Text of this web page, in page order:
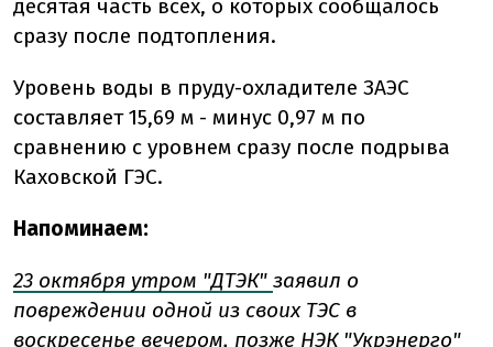
десятая часть всех, о которых сообщалось
сразу после подтопления.
Уровень воды в пруду-охладителе ЗАЭС
составляет 15,69 м - минус 0,97 м по
сравнению с уровнем сразу после подрыва
Каховской ГЭС.
Напоминаем:
23 октября утром "ДТЭК" заявил о
повреждении одной из своих ТЭС в
воскресенье вечером, позже НЭК "Укрэнерго"